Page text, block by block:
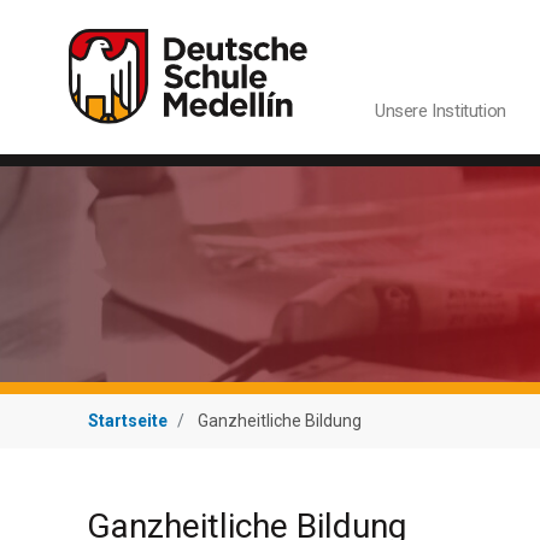
Navegación
Unsere Institution
Startseite Ganzheitliche Bildung
Ganzheitliche Bildung